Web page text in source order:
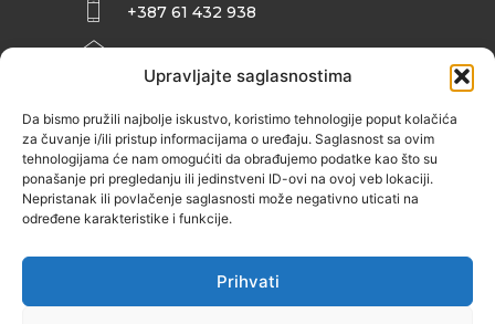
Upravljajte saglasnostima
Da bismo pružili najbolje iskustvo, koristimo tehnologije poput kolačića
za čuvanje i/ili pristup informacijama o uređaju. Saglasnost sa ovim
tehnologijama će nam omogućiti da obrađujemo podatke kao što su
ponašanje pri pregledanju ili jedinstveni ID-ovi na ovoj veb lokaciji.
Nepristanak ili povlačenje saglasnosti može negativno uticati na
određene karakteristike i funkcije.
Prihvati
+387 61 432 938
INFO@ZENIT.BA
ZENIČANKA, 3. SPRAT), 72000 ZENICA